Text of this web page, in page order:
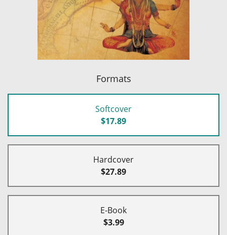
Formats
Softcover
$17.89
Hardcover
$27.89
E-Book
$3.99